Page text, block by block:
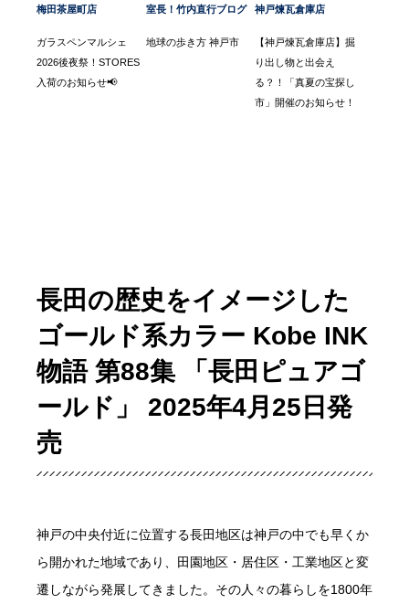
梅田茶屋町店
ガラスペンマルシェ
2026後夜祭！STORES
入荷のお知らせ📢
室長！竹内直行ブログ
地球の歩き方 神戸市
神戸煉瓦倉庫店
【神戸煉瓦倉庫店】掘
り出し物と出会え
る？！「真夏の宝探し
市」開催のお知らせ！
長田の歴史をイメージした
ゴールド系カラー Kobe INK
物語 第88集 「長田ピュアゴ
ールド」 2025年4月25日発
売
神戸の中央付近に位置する長田地区は神戸の中でも早くか
ら開かれた地域であり、田園地区・居住区・工業地区と変
遷しながら発展してきました。その人々の暮らしを1800年